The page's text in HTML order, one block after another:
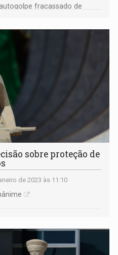
fracassado de
diálogo, no marco do
sobre proteção de
de 2023 às 11:10